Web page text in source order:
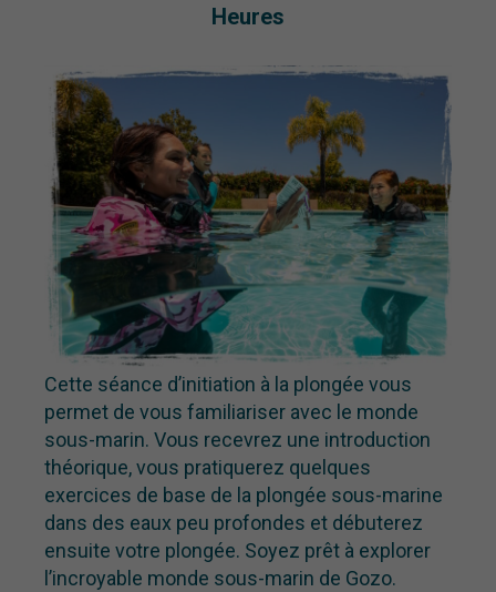
Heures
Cette séance d’initiation à la plongée vous
permet de vous familiariser avec le monde
sous-marin. Vous recevrez une introduction
théorique, vous pratiquerez quelques
exercices de base de la plongée sous-marine
dans des eaux peu profondes et débuterez
ensuite votre plongée. Soyez prêt à explorer
l’incroyable monde sous-marin de Gozo.